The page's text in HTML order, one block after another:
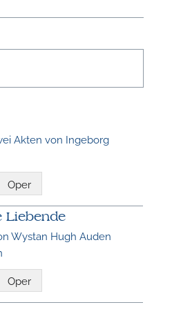
Akten von Ingeborg
Oper
Liebende
Wystan Hugh Auden
Oper